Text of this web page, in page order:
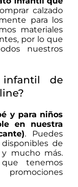
calzado
para los
materiales
por lo que
nuestros
de
y para niños
en nuestra
. Puedes
de
mucho más.
tenemos